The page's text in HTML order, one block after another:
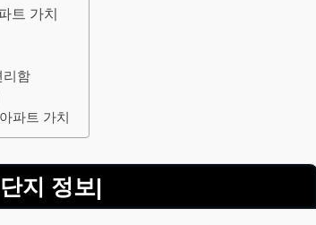
트 가치
리함
파트 가치
지 정보|